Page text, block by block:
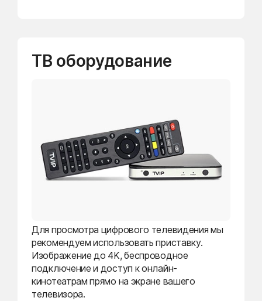
ТВ оборудование
Для просмотра цифрового телевидения мы
рекомендуем использовать приставку.
Изображение до 4K, беспроводное
подключение и доступ к онлайн-
кинотеатрам прямо на экране вашего
телевизора.